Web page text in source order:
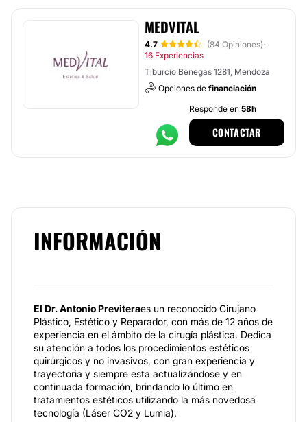
MEDVITAL
4.7 (84 Opiniones)·
16 Experiencias
Tiburcio Benegas 1281, Mendoza
Opciones de financiación
Responde en 58h
CONTACTAR
INFORMACIÓN
El Dr. Antonio Previteraes un reconocido Cirujano
Plástico, Estético y Reparador, con más de 12 años de
experiencia en el ámbito de la cirugía plástica. Dedica
su atención a todos los procedimientos estéticos
quirúrgicos y no invasivos, con gran experiencia y
trayectoria y siempre esta actualizándose y en
continuada formación, brindando lo último en
tratamientos estéticos utilizando la más novedosa
tecnología (Láser CO2 y Lumia).